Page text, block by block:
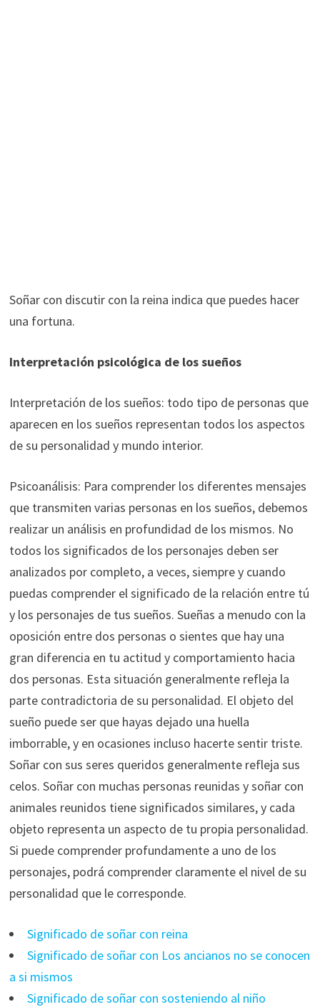
Soñar con discutir con la reina indica que puedes hacer
una fortuna.
Interpretación psicológica de los sueños
Interpretación de los sueños: todo tipo de personas que
aparecen en los sueños representan todos los aspectos
de su personalidad y mundo interior.
Psicoanálisis: Para comprender los diferentes mensajes
que transmiten varias personas en los sueños, debemos
realizar un análisis en profundidad de los mismos. No
todos los significados de los personajes deben ser
analizados por completo, a veces, siempre y cuando
puedas comprender el significado de la relación entre tú
y los personajes de tus sueños. Sueñas a menudo con la
oposición entre dos personas o sientes que hay una
gran diferencia en tu actitud y comportamiento hacia
dos personas. Esta situación generalmente refleja la
parte contradictoria de su personalidad. El objeto del
sueño puede ser que hayas dejado una huella
imborrable, y en ocasiones incluso hacerte sentir triste.
Soñar con sus seres queridos generalmente refleja sus
celos. Soñar con muchas personas reunidas y soñar con
animales reunidos tiene significados similares, y cada
objeto representa un aspecto de tu propia personalidad.
Si puede comprender profundamente a uno de los
personajes, podrá comprender claramente el nivel de su
personalidad que le corresponde.
Significado de soñar con reina
Significado de soñar con Los ancianos no se conocen
a si mismos
Significado de soñar con sosteniendo al niño